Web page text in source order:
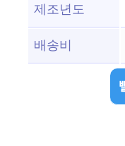
제조년도
배송비